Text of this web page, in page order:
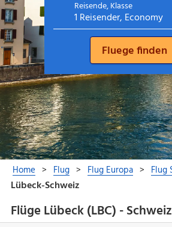
Flüge Lübeck (LBC) - Schweiz